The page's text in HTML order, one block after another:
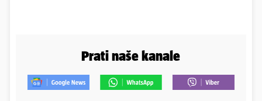
Prati naše kanale